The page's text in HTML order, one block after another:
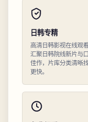
日韩专精
高清日韩影视在线观看
汇聚日韩院线新片与
佳作，片库分类清晰
更快。